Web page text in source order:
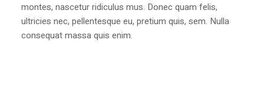
montes, nascetur ridiculus mus. Donec quam felis,
ultricies nec, pellentesque eu, pretium quis, sem. Nulla
consequat massa quis enim.